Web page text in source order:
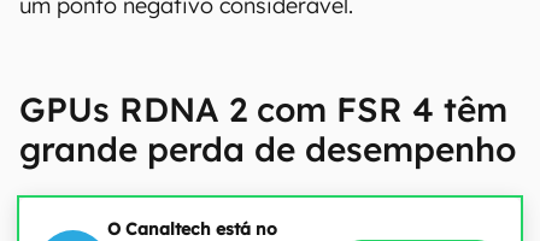
GPUs RDNA 2 com FSR 4 têm
grande perda de desempenho
O Canaltech está no